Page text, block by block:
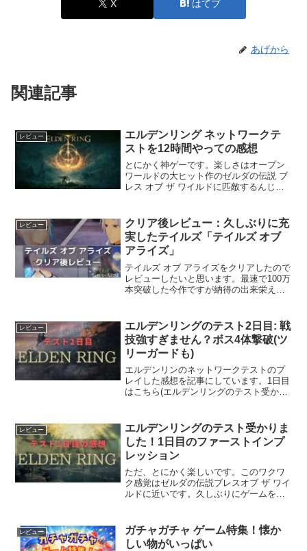
X はてブ
あげから
関連記事
レビュー
エルデンリング ネットワークテ
ストを12時間やっての感想
とにかく神ゲーです。楽しさはオープン
ワールドの大ヒット作のゼルダの伝説 ブ
レス オブ ザ ワイルドに匹敵するんじゃ
なります。PS5でプレイしました。ちな
みにダー...
レビュー
クリア後レビュー：久しぶりに充
実したテイルズ「テイルズ オブ
アライズ」
テイルズ オブ アライズをクリアしたので
レビューしたいと思います。最速で100万
本突破した今作ですが納得の出来栄えで
ォニア、ヴェスペリアをやってきまし
た。エターニアからは...
レビュー
エルデンリングのテスト2日目: 戦
技強すぎません？ボス4体撃破(ツ
リーガードも)
エルデンリンのネットワークテストのプ
レイした感想を記事にしています。1日目
はこちら(エルデンリングのテスト受かり
くて3時間があっという間です。戦技でボ
ス4体撃破マッ...
レビュー
エルデンリングのテスト受かりま
した！1日目のファーストインプ
レッション
ただ、とにかく楽しいです。このワクワ
ク感覚はゼルダの伝説ブレスオブ ザ ワイ
ルドに近いです。久しぶりにゲームをや
ちゃんとありつつもSEKIROみたいな爽
快感もあるアクシ...
レビュー
ガチャガチャ ゲーム特集！懐か
しい物がいっぱい